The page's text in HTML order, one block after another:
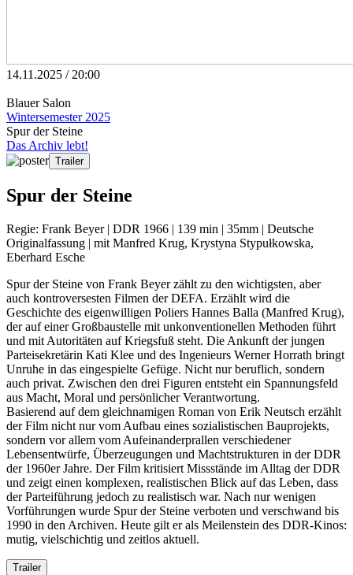
14.11.2025 / 20:00
Blauer Salon
Wintersemester 2025
Spur der Steine
Das Archiv lebt!
Trailer
Spur der Steine
Regie: Frank Beyer | DDR 1966 | 139 min | 35mm | Deutsche
Originalfassung | mit Manfred Krug, Krystyna Stypułkowska,
Eberhard Esche
Spur der Steine von Frank Beyer zählt zu den wichtigsten, aber
auch kontroversesten Filmen der DEFA. Erzählt wird die
Geschichte des eigenwilligen Poliers Hannes Balla (Manfred Krug),
der auf einer Großbaustelle mit unkonventionellen Methoden führt
und mit Autoritäten auf Kriegsfuß steht. Die Ankunft der jungen
Parteisekretärin Kati Klee und des Ingenieurs Werner Horrath bringt
Unruhe in das eingespielte Gefüge. Nicht nur beruflich, sondern
auch privat. Zwischen den drei Figuren entsteht ein Spannungsfeld
aus Macht, Moral und persönlicher Verantwortung.
Basierend auf dem gleichnamigen Roman von Erik Neutsch erzählt
der Film nicht nur vom Aufbau eines sozialistischen Bauprojekts,
sondern vor allem vom Aufeinanderprallen verschiedener
Lebensentwürfe, Überzeugungen und Machtstrukturen in der DDR
der 1960er Jahre. Der Film kritisiert Missstände im Alltag der DDR
und zeigt einen komplexen, realistischen Blick auf das Leben, dass
der Parteiführung jedoch zu realistisch war. Nach nur wenigen
Vorführungen wurde Spur der Steine verboten und verschwand bis
1990 in den Archiven. Heute gilt er als Meilenstein des DDR-Kinos:
mutig, vielschichtig und zeitlos aktuell.
Trailer